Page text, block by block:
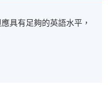
具有足夠的英語水平，